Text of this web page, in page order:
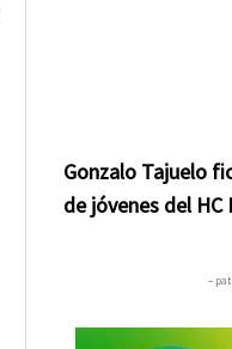
Gonzalo Tajuelo
de jóvenes del
–